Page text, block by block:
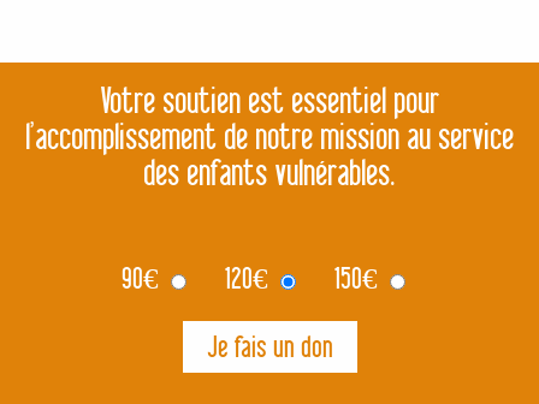
Votre soutien est essentiel pour
l’accomplissement de notre mission au service
des enfants vulnérables.
90€ 120€ 150€